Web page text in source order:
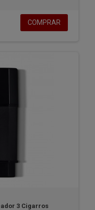
COMPRAR
3 Cigarros